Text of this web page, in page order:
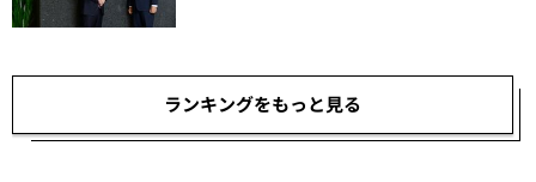
ランキングをもっと見る